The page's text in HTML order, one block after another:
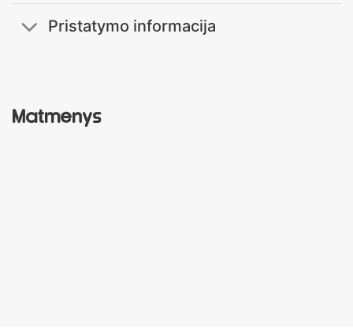
Matmenys
Pristatymo informacija